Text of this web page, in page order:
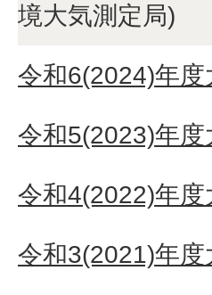
境大気測定局)
令和6(2024)年
令和5(2023)年
令和4(2022)年
令和3(2021)年